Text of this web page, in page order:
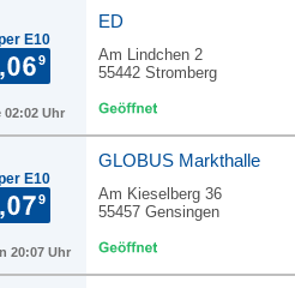
E10
02:02 Uhr
ED
Am Lindchen 2
55442 Stromberg
E10
20:07 Uhr
GLOBUS Markthalle
Am Kieselberg 36
55457 Gensingen